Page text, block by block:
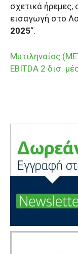
σχετικά ήρεμες,
εισαγωγή στο
2025“.
Μυτιληναίος
EBITDA 2 δισ.